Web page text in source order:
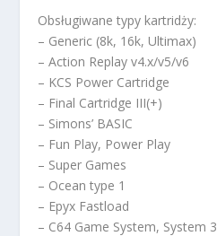
Obsługiwane typy kartridży:
– Generic (8k, 16k, Ultimax)
– Action Replay v4.x/v5/v6
– KCS Power Cartridge
– Final Cartridge III(+)
– Simons’ BASIC
– Fun Play, Power Play
– Super Games
– Ocean type 1
– Epyx Fastload
– C64 Game System, System 3